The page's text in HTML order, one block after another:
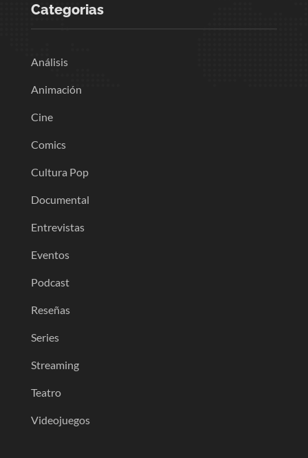
Categorias
Análisis
Animación
Cine
Comics
Cultura Pop
Documental
Entrevistas
Eventos
Podcast
Reseñas
Series
Streaming
Teatro
Videojuegos